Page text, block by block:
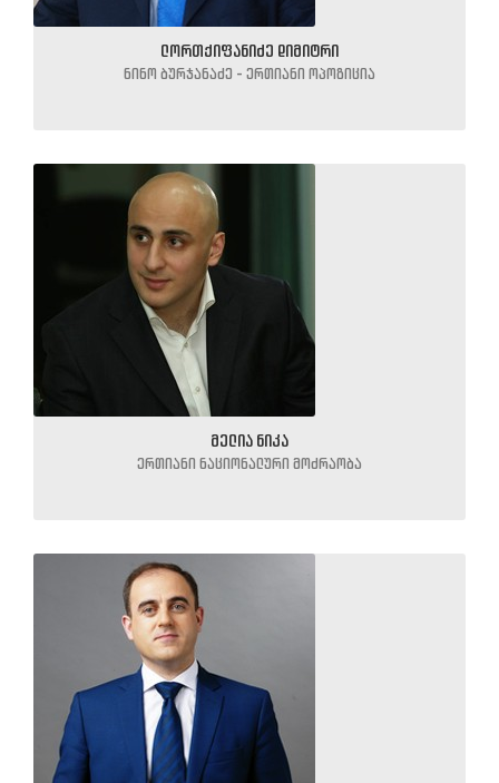
ლორთქიფანიძე დიმიტრი
ნინო ბურჯანაძე - ერთიანი ოპოზიცია
მელია ნიკა
ერთიანი ნაციონალური მოძრაობა